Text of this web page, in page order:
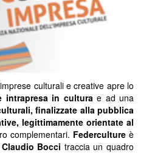
culturali e creative apre lo
intrapresa in culturae ad una
finalizzate alla pubblica
legittimamente orientate al
complementari. Federculture è
Claudio Bocci traccia un quadro